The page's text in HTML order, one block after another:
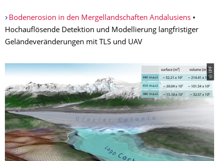
Bodenerosion in den Mergellandschaften Andalusiens•
Hochauflösende Detektion und Modellierung langfristiger
Geländeveränderungen mit TLS und UAV
© IPF